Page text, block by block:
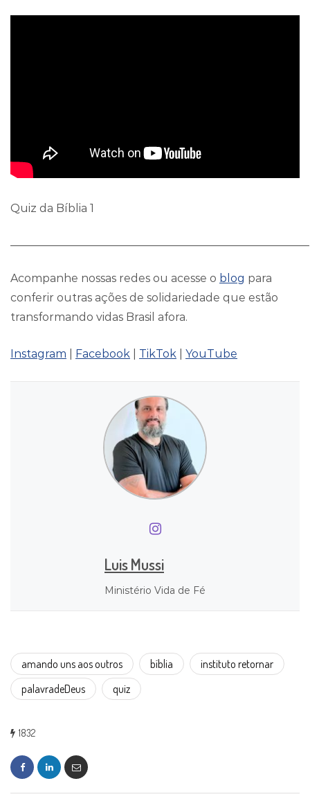
Quiz da Bíblia 1
Acompanhe nossas redes ou acesse o blog para
conferir outras ações de solidariedade que estão
transformando vidas Brasil afora.
Instagram Facebook TikTok YouTube
Luis Mussi
Ministério Vida de Fé
amando uns aos outros bíblia
instituto retornar
palavradeDeus
quiz
1832